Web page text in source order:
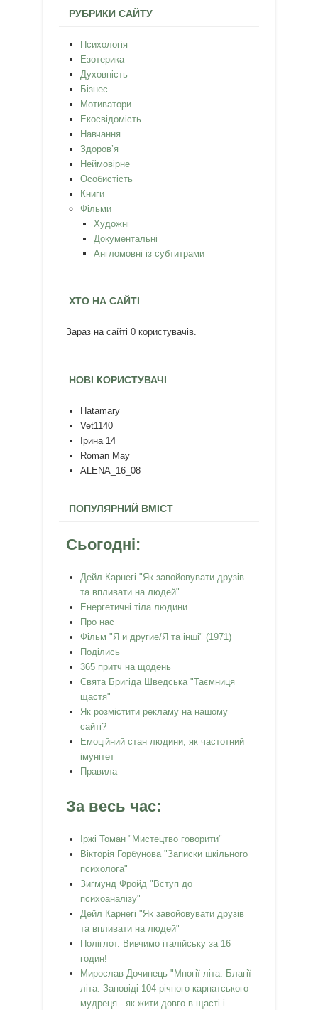
РУБРИКИ САЙТУ
Психологія
Езотерика
Духовність
Бізнес
Мотиватори
Екосвідомість
Навчання
Здоров’я
Неймовірне
Особистість
Книги
Фільми
Художні
Документальні
Англомовні із субтитрами
ХТО НА САЙТІ
Зараз на сайті 0 користувачів.
НОВІ КОРИСТУВАЧІ
Hatamary
Vet1140
Ірина 14
Roman May
ALENA_16_08
ПОПУЛЯРНИЙ ВМІСТ
Сьогодні:
Дейл Карнегі "Як завойовувати друзів
та впливати на людей"
Енергетичні тіла людини
Про нас
Фільм "Я и другие/Я та інші" (1971)
Поділись
365 притч на щодень
Свята Бригіда Шведська "Таємниця
щастя"
Як розмістити рекламу на нашому
сайті?
Емоційний стан людини, як частотний
імунітет
Правила
За весь час:
Іржі Томан "Мистецтво говорити"
Вікторія Горбунова "Записки шкільного
психолога"
Зиґмунд Фройд "Вступ до
психоаналізу"
Дейл Карнегі "Як завойовувати друзів
та впливати на людей"
Поліглот. Вивчимо італійську за 16
годин!
Мирослав Дочинець "Многії літа. Благії
літа. Заповіді 104-річного карпатського
мудреця - як жити довго в щасті і